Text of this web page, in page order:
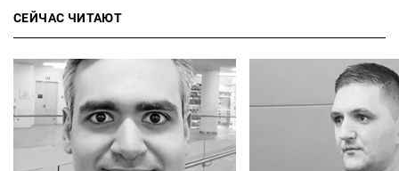
СЕЙЧАС ЧИТАЮТ